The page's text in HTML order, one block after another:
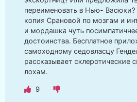
переименовать в Нью- Васюки?
копия Срановой по мозгам и
и мордашка чуть
достоинства. Бесплатное
самоходному седовласцу
рассказывает склеротические
лохам.
9